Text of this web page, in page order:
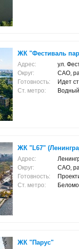
ЖК "Фестиваль
Адрес:
ул.
Округ:
САО,
Готовность:
Идет
Ст. метро:
ЖК "L67"
Адрес:
Округ:
САО,
Готовность:
Ст. метро:
ЖК "Парус"